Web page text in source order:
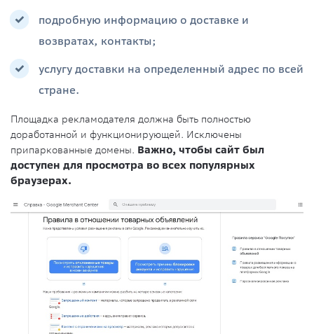
подробную информацию о доставке и
возвратах, контакты;
услугу доставки на определенный адрес по всей
стране.
Площадка рекламодателя должна быть полностью
доработанной и функционирующей. Исключены
припаркованные домены. Важно, чтобы сайт был
доступен для просмотра во всех популярных
браузерах.